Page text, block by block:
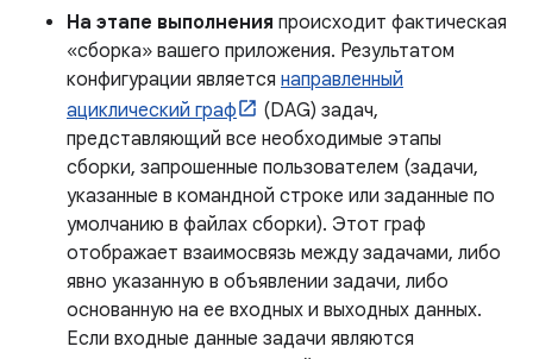
На этапе выполнения происходит фактическая
«сборка» вашего приложения. Результатом
конфигурации является направленный
ациклический граф
(DAG) задач,
представляющий все необходимые этапы
сборки, запрошенные пользователем (задачи,
указанные в командной строке или заданные по
умолчанию в файлах сборки). Этот граф
отображает взаимосвязь между задачами, либо
явно указанную в объявлении задачи, либо
основанную на ее входных и выходных данных.
Если входные данные задачи являются